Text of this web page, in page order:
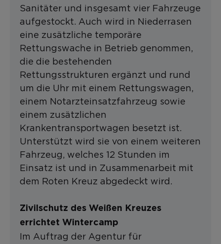
Sanitäter und insgesamt vier Fahrzeuge
aufgestockt. Auch wird in Niederrasen
eine zusätzliche temporäre
Rettungswache in Betrieb genommen,
die die bestehenden
Rettungsstrukturen ergänzt und rund
um die Uhr mit einem Rettungswagen,
einem Notarzteinsatzfahrzeug sowie
einem zusätzlichen
Krankentransportwagen besetzt ist.
Unterstützt wird sie von einem weiteren
Fahrzeug, welches 12 Stunden im
Einsatz ist und in Zusammenarbeit mit
dem Roten Kreuz abgedeckt wird.
Zivilschutz des Weißen Kreuzes
errichtet Wintercamp
Im Auftrag der Agentur für